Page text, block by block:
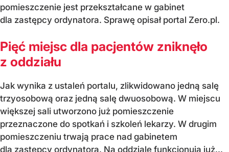
pomieszczenie jest przekształcane w gabinet
dla zastępcy ordynatora. Sprawę opisał portal Zero.pl.
Pięć miejsc dla pacjentów zniknęło
z oddziału
Jak wynika z ustaleń portalu, zlikwidowano jedną salę
trzyosobową oraz jedną salę dwuosobową. W miejscu
większej sali utworzono już pomieszczenie
przeznaczone do spotkań i szkoleń lekarzy. W drugim
pomieszczeniu trwają prace nad gabinetem
dla zastępcy ordynatora. Na oddziale funkcjonują już...